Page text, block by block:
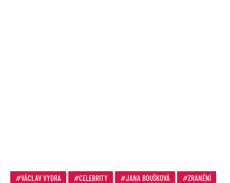
VÁCLAV VYDRA CELEBRITY JANA BOUŠKOVÁ
ZRANĚNÍ